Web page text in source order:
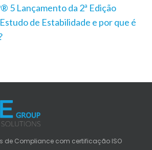
5 Lançamento da 2ª Edição
de Estabilidade e por que é
de Compliance com certificação ISO